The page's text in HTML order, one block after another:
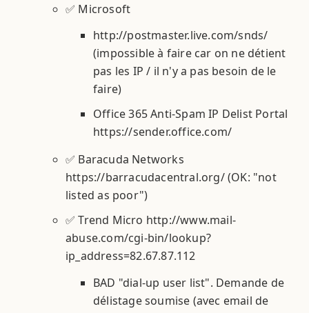
✅ Microsoft
http://postmaster.live.com/snds/
(impossible à faire car on ne détient
pas les IP / il n'y a pas besoin de le
faire)
Office 365 Anti-Spam IP Delist Portal
https://sender.office.com/
✅ Baracuda Networks
https://barracudacentral.org/ (OK: "not
listed as poor")
✅ Trend Micro http://www.mail-
abuse.com/cgi-bin/lookup?
ip_address=82.67.87.112
BAD "dial-up user list". Demande de
délistage soumise (avec email de